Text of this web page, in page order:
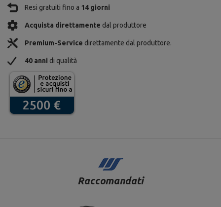
Resi gratuiti fino a 14 giorni
Acquista direttamente dal produttore
Premium-Service direttamente dal produttore.
40 anni di qualità
Raccomandati